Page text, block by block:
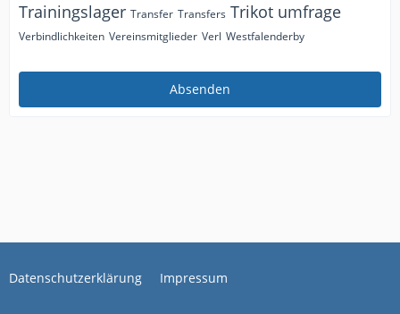
Trainingslager Transfer Transfers Trikot umfrage
Verbindlichkeiten Vereinsmitglieder Verl Westfalenderby
Datenschutzerklärung Impressum